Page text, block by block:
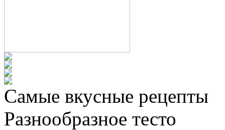
Самые вкусные рецепты
Разнообразное тесто